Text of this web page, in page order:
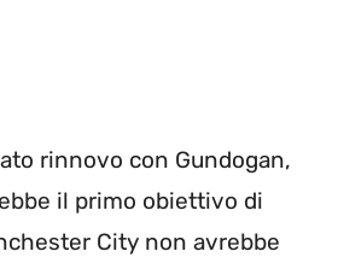
rinnovo con Gundogan,
il primo obiettivo di
City non avrebbe